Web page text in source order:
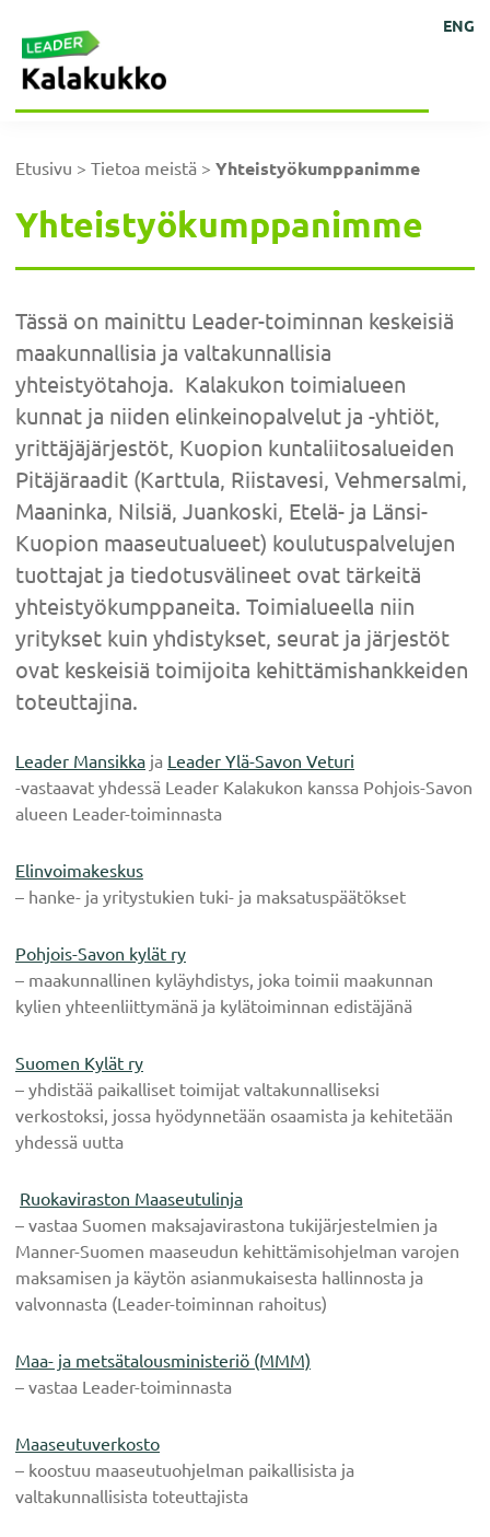
ENG
pääsisältöön
ensisijaiseen
sivupalkkiin
alatunnisteeseen
päävalikkoon
Kalakukko
ry
kokoisille
ideoille!
Etusivu > Tietoa meistä > Yhteistyökumppanimme
Yhteistyökumppanimme
Tässä on mainittu Leader-toiminnan keskeisiä
maakunnallisia ja valtakunnallisia
yhteistyötahoja. Kalakukon toimialueen
kunnat ja niiden elinkeinopalvelut ja -yhtiöt,
yrittäjäjärjestöt, Kuopion kuntaliitosalueiden
Pitäjäraadit (Karttula, Riistavesi, Vehmersalmi,
Maaninka, Nilsiä, Juankoski, Etelä- ja Länsi-
Kuopion maaseutualueet) koulutuspalvelujen
tuottajat ja tiedotusvälineet ovat tärkeitä
yhteistyökumppaneita. Toimialueella niin
yritykset kuin yhdistykset, seurat ja järjestöt
ovat keskeisiä toimijoita kehittämishankkeiden
toteuttajina.
Leader Mansikka ja Leader Ylä-Savon Veturi
-vastaavat yhdessä Leader Kalakukon kanssa Pohjois-Savon
alueen Leader-toiminnasta
Elinvoimakeskus
– hanke- ja yritystukien tuki- ja maksatuspäätökset
Pohjois-Savon kylät ry
– maakunnallinen kyläyhdistys, joka toimii maakunnan
kylien yhteenliittymänä ja kylätoiminnan edistäjänä
Suomen Kylät ry
– yhdistää paikalliset toimijat valtakunnalliseksi
verkostoksi, jossa hyödynnetään osaamista ja kehitetään
yhdessä uutta
Ruokaviraston Maaseutulinja
– vastaa Suomen maksajavirastona tukijärjestelmien ja
Manner-Suomen maaseudun kehittämisohjelman varojen
maksamisen ja käytön asianmukaisesta hallinnosta ja
valvonnasta (Leader-toiminnan rahoitus)
Maa- ja metsätalousministeriö (MMM)
– vastaa Leader-toiminnasta
Maaseutuverkosto
– koostuu maaseutuohjelman paikallisista ja
valtakunnallisista toteuttajista